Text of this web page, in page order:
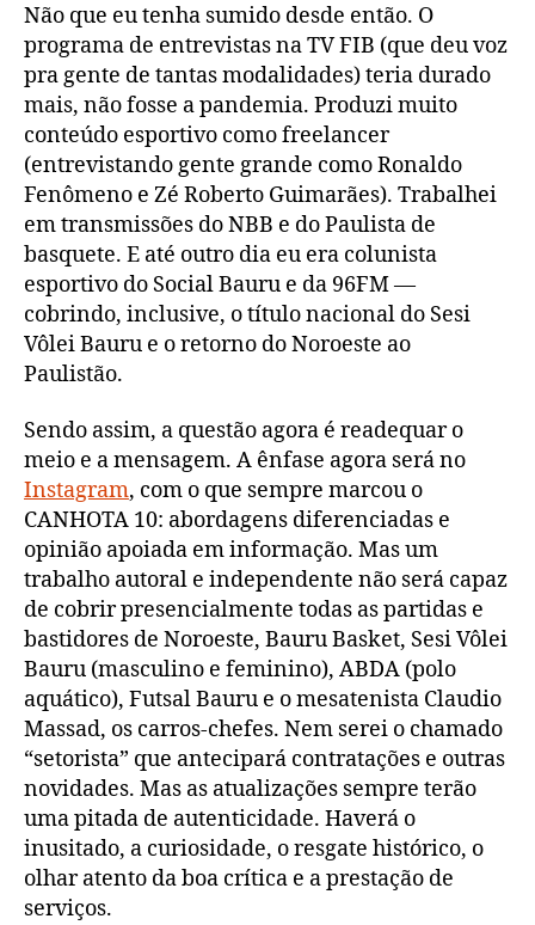
Não que eu tenha sumido desde então. O
programa de entrevistas na TV FIB (que deu voz
pra gente de tantas modalidades) teria durado
mais, não fosse a pandemia. Produzi muito
conteúdo esportivo como freelancer
(entrevistando gente grande como Ronaldo
Fenômeno e Zé Roberto Guimarães). Trabalhei
em transmissões do NBB e do Paulista de
basquete. E até outro dia eu era colunista
esportivo do Social Bauru e da 96FM —
cobrindo, inclusive, o título nacional do Sesi
Vôlei Bauru e o retorno do Noroeste ao
Paulistão.
Sendo assim, a questão agora é readequar o
meio e a mensagem. A ênfase agora será no
Instagram, com o que sempre marcou o
CANHOTA 10: abordagens diferenciadas e
opinião apoiada em informação. Mas um
trabalho autoral e independente não será capaz
de cobrir presencialmente todas as partidas e
bastidores de Noroeste, Bauru Basket, Sesi Vôlei
Bauru (masculino e feminino), ABDA (polo
aquático), Futsal Bauru e o mesatenista Claudio
Massad, os carros-chefes. Nem serei o chamado
“setorista” que antecipará contratações e outras
novidades. Mas as atualizações sempre terão
uma pitada de autenticidade. Haverá o
inusitado, a curiosidade, o resgate histórico, o
olhar atento da boa crítica e a prestação de
serviços.